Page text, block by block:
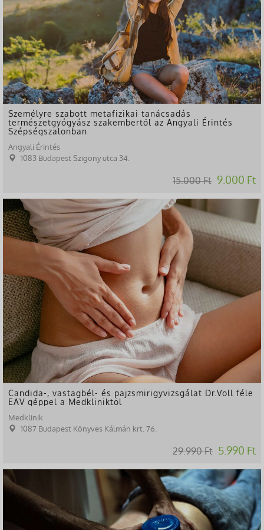
Személyre szabott metafizikai tanácsadás
természetgyógyász szakembertől az Angyali Érintés
Szépségszalonban
Angyali Érintés
1083 Budapest Szigony utca 34.
15.000 Ft 9.000 Ft
-80%
Candida-, vastagbél- és pajzsmirigyvizsgálat Dr.Voll féle
EAV géppel a Medkliniktől
Medklinik
1087 Budapest Könyves Kálmán krt. 76.
29.990 Ft 5.990 Ft
-22%